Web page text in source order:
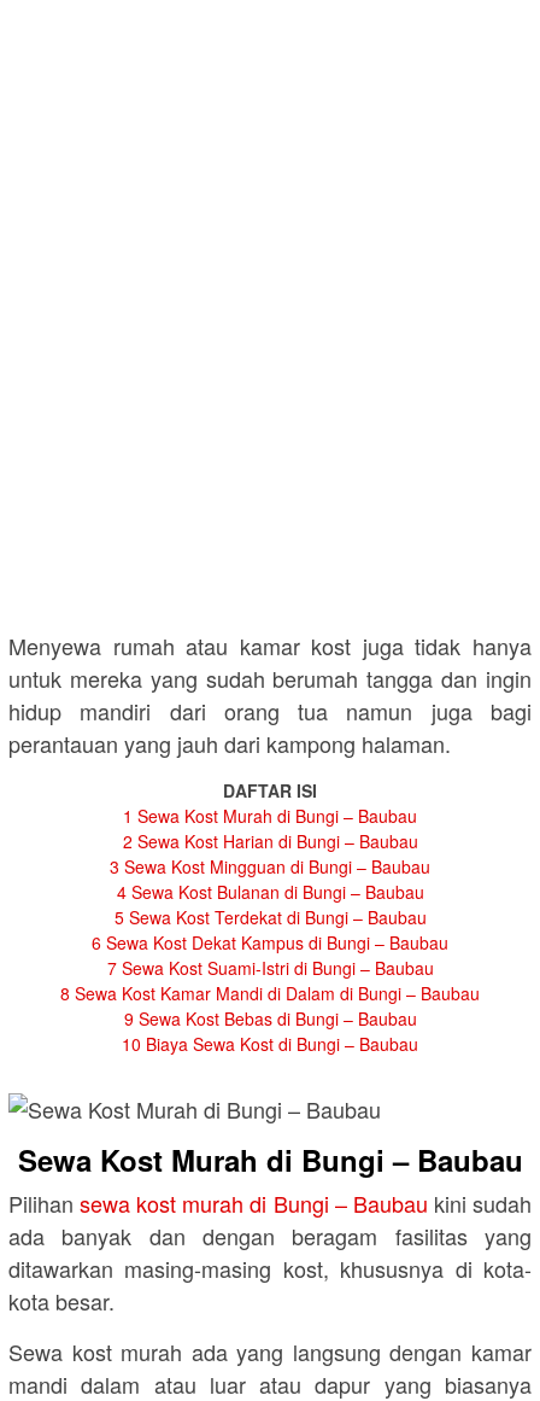
Menyewa rumah atau kamar kost juga tidak hanya
untuk mereka yang sudah berumah tangga dan ingin
hidup mandiri dari orang tua namun juga bagi
perantauan yang jauh dari kampong halaman.
DAFTAR ISI
1 Sewa Kost Murah di Bungi – Baubau
2 Sewa Kost Harian di Bungi – Baubau
3 Sewa Kost Mingguan di Bungi – Baubau
4 Sewa Kost Bulanan di Bungi – Baubau
5 Sewa Kost Terdekat di Bungi – Baubau
6 Sewa Kost Dekat Kampus di Bungi – Baubau
7 Sewa Kost Suami-Istri di Bungi – Baubau
8 Sewa Kost Kamar Mandi di Dalam di Bungi – Baubau
9 Sewa Kost Bebas di Bungi – Baubau
10 Biaya Sewa Kost di Bungi – Baubau
Sewa Kost Murah di Bungi – Baubau
Pilihansewa kost murah di Bungi – Baubau kini sudah
ada banyak dan dengan beragam fasilitas yang
ditawarkan masing-masing kost, khususnya di kota-
kota besar.
Sewa kost murah ada yang langsung dengan kamar
mandi dalam atau luar atau dapur yang biasanya